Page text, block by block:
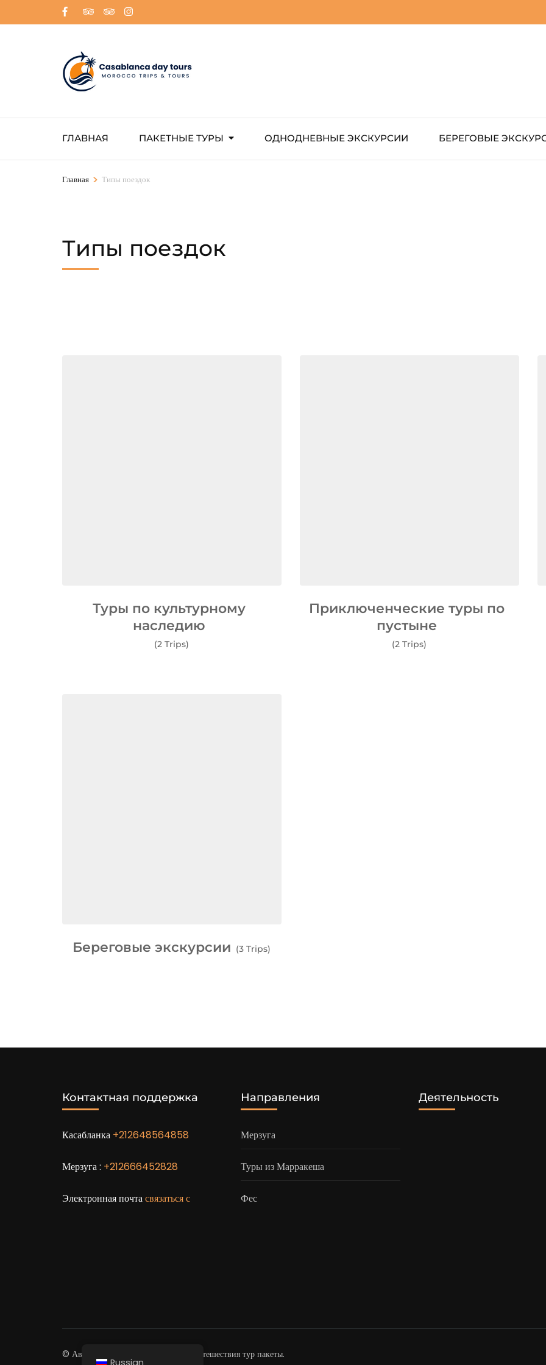
ГЛАВНАЯ ПАКЕТНЫЕ ТУРЫ ОДНОДНЕВНЫЕ ЭКСКУРСИИ БЕРЕГОВЫЕ
Главная > Типы поездок
Типы поездок
Туры по культурному
наследию
(2 Trips)
Приключенческие туры по
пустыне
(2 Trips)
Береговые экскурсии (3 Trips)
Контактная поддержка
Касабланка +212648564858
Мерзуга : +212666452828
Электронная почтасвязаться с
Направления
Мерзуга
Туры из Марракеша
Фес
Деятельность
© Авторское право 2026 Марокко путешествия тур пакеты.
Russian